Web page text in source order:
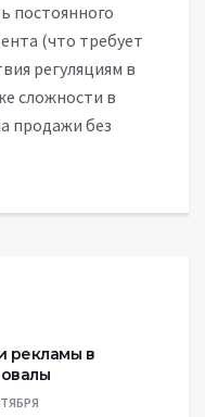
постоянного
(что требует
регуляциям в
сложности в
продажи без
рекламы в